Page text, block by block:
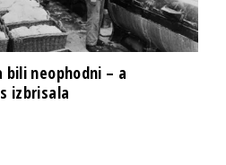
bili neophodni – a
izbrisala